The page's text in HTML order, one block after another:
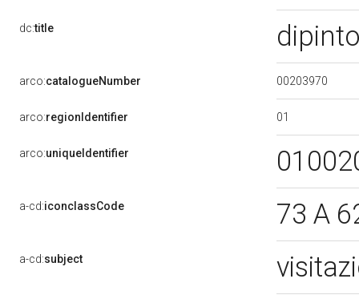
dc:title
arco:catalogueNumber 00203970
arco:regionIdentifier 01
arco:uniqueIdentifier
a-cd:iconclassCode 73 A
a-cd:subject